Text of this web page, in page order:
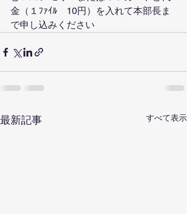
金（１ﾌｧｲﾙ　10円）を入れて本部長ま
で申し込みください
最新記事 すべて表示